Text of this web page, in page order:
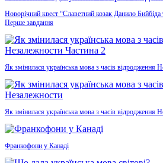
Новорічний квест “Славетний козак Данило
Перше завдання
Як змінилася українська мова з часів відродження
Як змінилася українська мова з часів відродження
Франкофони у Канаді